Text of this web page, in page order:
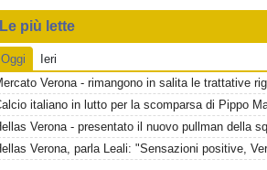
Le più lette
Oggi
Ieri